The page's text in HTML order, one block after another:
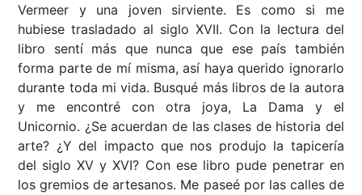
Vermeer y una joven sirviente. Es como si me
hubiese trasladado al siglo XVII. Con la lectura del
libro sentí más que nunca que ese país también
forma parte de mí misma, así haya querido ignorarlo
durante toda mi vida. Busqué más libros de la autora
y me encontré con otra joya, La Dama y el
Unicornio. ¿Se acuerdan de las clases de historia del
arte? ¿Y del impacto que nos produjo la tapicería
del siglo XV y XVI? Con ese libro pude penetrar en
los gremios de artesanos. Me paseé por las calles de